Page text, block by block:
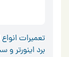
تعمیرات
برد اینورتر و